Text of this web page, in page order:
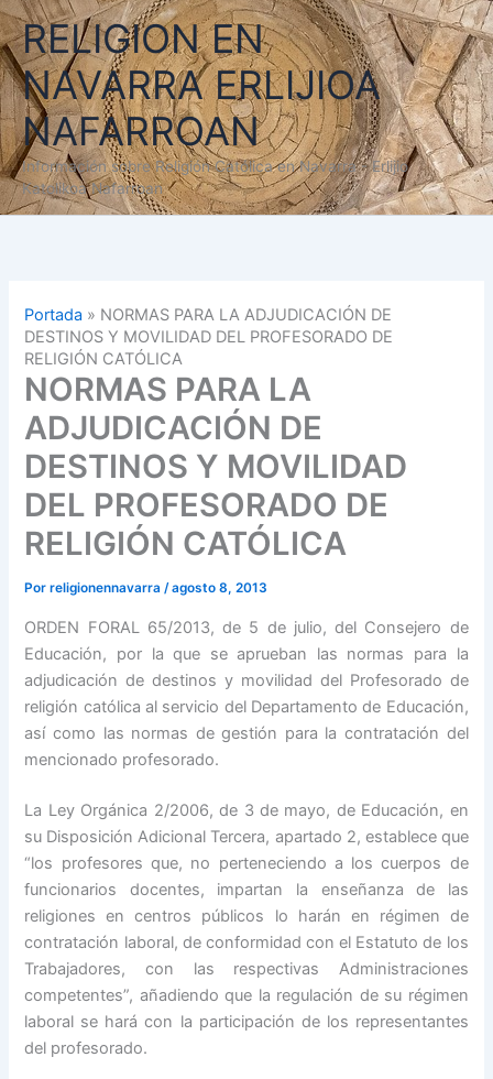
Ir
al
contenido
RELIGION EN
NAVARRA ERLIJIOA
NAFARROAN
Información sobre Religión Católica en Navarra - Erlijio
Katolikoa Nafarroan
Portada » NORMAS PARA LA ADJUDICACIÓN DE
DESTINOS Y MOVILIDAD DEL PROFESORADO DE
RELIGIÓN CATÓLICA
NORMAS PARA LA
ADJUDICACIÓN DE
DESTINOS Y MOVILIDAD
DEL PROFESORADO DE
RELIGIÓN CATÓLICA
Porreligionennavarra/agosto 8, 2013
ORDEN FORAL 65/2013, de 5 de julio, del Consejero de
Educación, por la que se aprueban las normas para la
adjudicación de destinos y movilidad del Profesorado de
religión católica al servicio del Departamento de Educación,
así como las normas de gestión para la contratación del
mencionado profesorado.
La Ley Orgánica 2/2006, de 3 de mayo, de Educación, en
su Disposición Adicional Tercera, apartado 2, establece que
“los profesores que, no perteneciendo a los cuerpos de
funcionarios docentes, impartan la enseñanza de las
religiones en centros públicos lo harán en régimen de
contratación laboral, de conformidad con el Estatuto de los
Trabajadores, con las respectivas Administraciones
competentes”, añadiendo que la regulación de su régimen
laboral se hará con la participación de los representantes
del profesorado.